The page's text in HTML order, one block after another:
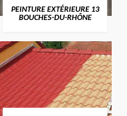
PEINTURE EXTÉRIEURE 13
BOUCHES-DU-RHÔNE